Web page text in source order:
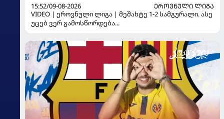
15:52/09-08-2026
ᲔᲠᲝᲕᲜᲣᲚᲘ ᲚᲘᲒᲐ
VIDEO | ეროვნული ლიგა | მეშახტე 1-2 სამგურალი. ასე
უცებ ვერ გამოსწორდება...